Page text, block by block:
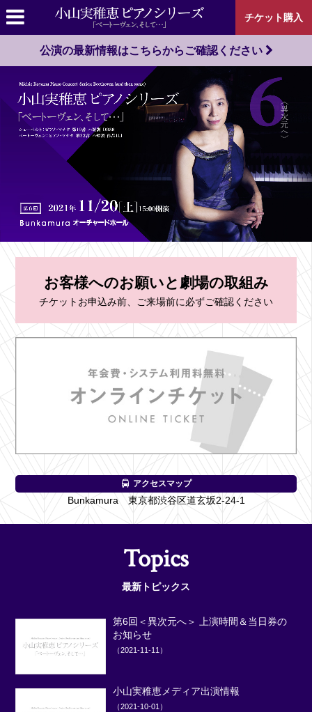
公演の最新情報はこちらからご確認ください
チケット購入
お客様へのお願いと劇場の取組み
チケットお申込み前、ご来場前に必ずご確認ください
アクセスマップ
Bunkamura 東京都渋谷区道玄坂2-24-1
Topics
最新トピックス
第6回＜異次元へ＞ 上演時間＆当日券の
お知らせ
（2021-11-11）
小山実稚恵メディア出演情報
（2021-10-01）